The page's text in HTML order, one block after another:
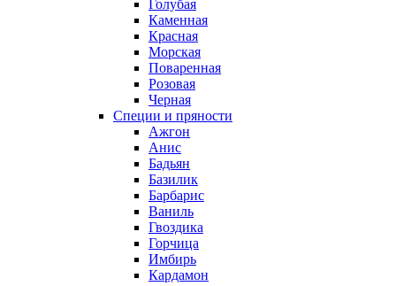
Голубая
Каменная
Красная
Морская
Поваренная
Розовая
Черная
Специи и пряности
Ажгон
Анис
Бадьян
Базилик
Барбарис
Ваниль
Гвоздика
Горчица
Имбирь
Кардамон